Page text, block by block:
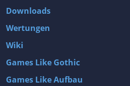
Downloads
Wertungen
Wiki
Games Like Gothic
Games Like Aufbau